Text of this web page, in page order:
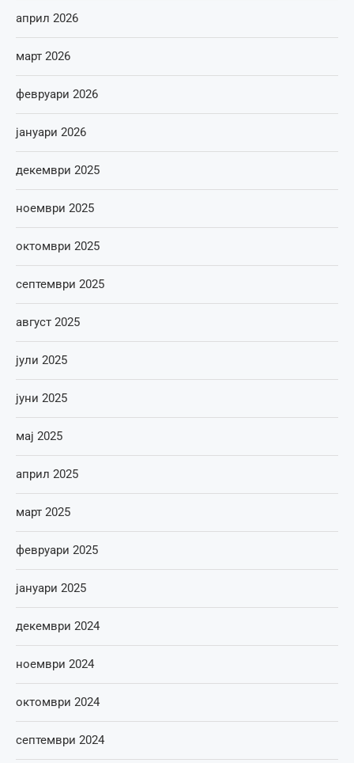
април 2026
март 2026
февруари 2026
јануари 2026
декември 2025
ноември 2025
октомври 2025
септември 2025
август 2025
јули 2025
јуни 2025
мај 2025
април 2025
март 2025
февруари 2025
јануари 2025
декември 2024
ноември 2024
октомври 2024
септември 2024